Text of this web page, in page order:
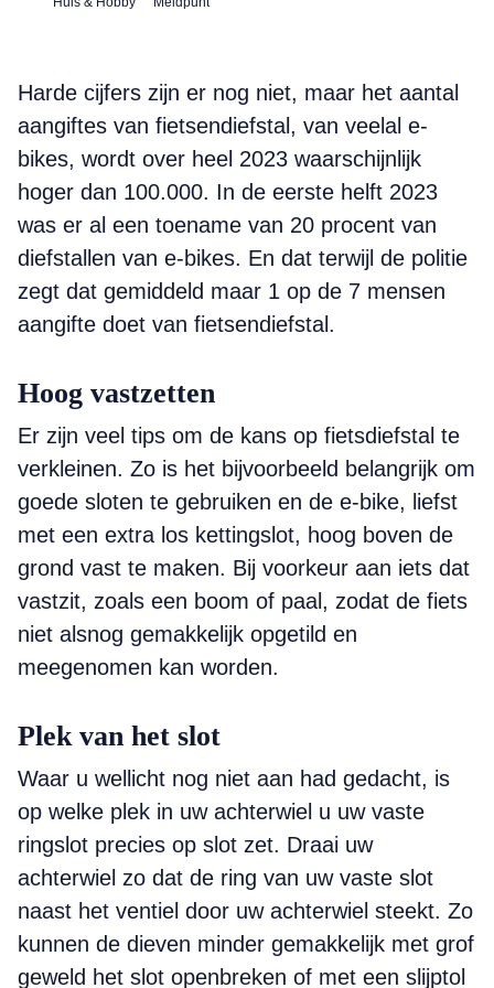
Harde cijfers zijn er nog niet, maar het aantal
aangiftes van fietsendiefstal, van veelal e-
bikes, wordt over heel 2023 waarschijnlijk
hoger dan 100.000. In de eerste helft 2023
was er al een toename van 20 procent van
diefstallen van e-bikes. En dat terwijl de politie
zegt dat gemiddeld maar 1 op de 7 mensen
aangifte doet van fietsendiefstal.
Hoog vastzetten
Er zijn veel tips om de kans op fietsdiefstal te
verkleinen. Zo is het bijvoorbeeld belangrijk om
goede sloten te gebruiken en de e-bike, liefst
met een extra los kettingslot, hoog boven de
grond vast te maken. Bij voorkeur aan iets dat
vastzit, zoals een boom of paal, zodat de fiets
niet alsnog gemakkelijk opgetild en
meegenomen kan worden.
Plek van het slot
Waar u wellicht nog niet aan had gedacht, is
op welke plek in uw achterwiel u uw vaste
ringslot precies op slot zet. Draai uw
achterwiel zo dat de ring van uw vaste slot
naast het ventiel door uw achterwiel steekt. Zo
kunnen de dieven minder gemakkelijk met grof
geweld het slot openbreken of met een slijptol